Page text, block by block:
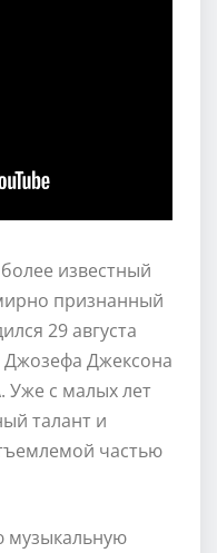
известный
признанный
29 августа
Джозефа Джексона
Уже с малых лет
талант и
частью
музыкальную